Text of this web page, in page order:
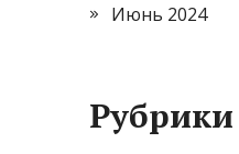
Июнь 2024
Рубрики